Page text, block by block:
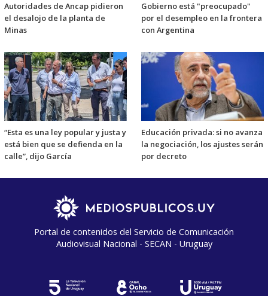
Autoridades de Ancap pidieron
el desalojo de la planta de
Minas
Gobierno está "preocupado"
por el desempleo en la frontera
con Argentina
“Esta es una ley popular y justa y
está bien que se defienda en la
calle”, dijo García
Educación privada: si no avanza
la negociación, los ajustes serán
por decreto
Portal de contenidos del Servicio de Comunicación
Audiovisual Nacional - SECAN - Uruguay